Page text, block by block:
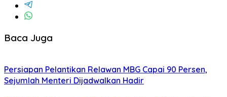
Baca Juga
Persiapan Pelantikan Relawan MBG Capai 90 Persen,
Sejumlah Menteri Dijadwalkan Hadir